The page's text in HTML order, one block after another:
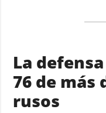
La
76 de más
rusos